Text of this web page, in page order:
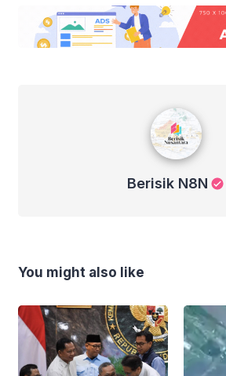
Berisik N8N
You might also like